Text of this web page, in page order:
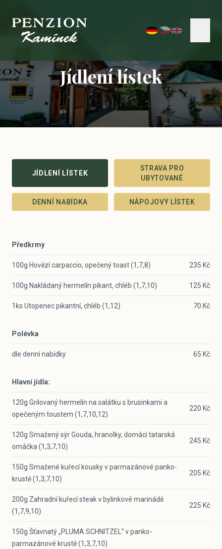
Jídlení lístek
JÍDLENÍ LÍSTEK
STRAVA PRO
UBYTOVANÉ
DENNÍ NABÍDKA NÁPOJOVÝ LÍSTEK
Předkrmy
100g Hovězí carpaccio, opečený toast (1,7,8) 235 Kč
100g Nakládaný hermelín pikant, chléb (1,7,10) 125 Kč
1ks Utopenec pikantní, chléb (1,12) 70 Kč
Polévka
dle denní nabídky 65 Kč
Hlavní jídla:
120g Grilovaný hermelín na salátku s brusinkami a
opečeným toustem (1,7,10,12)
220 Kč
120g Smažený sýr Gouda, hranolky, domácí tatarská
omáčka (1,3,7,10)
245 Kč
150g Smažené kuřecí kousky v parmazánové panko-
krustě (1,3,7,10)
205 Kč
200g Zahradní kuřecí steak v bylinkové marinádě
(1,7,9,10)
225 Kč
150g Šťavnatý „PLUMA SCHNITZEL“ v panko-
parmazánové krustě (1,3,7,10)